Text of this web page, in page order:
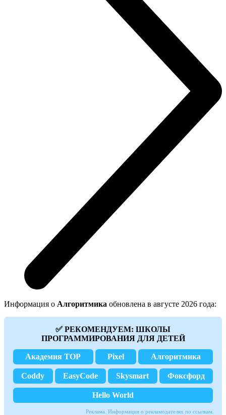
Информация о Алгоритмика обновлена в августе 2026 года:
✅ РЕКОМЕНДУЕМ: ШКОЛЫ
ПРОГРАММИРОВАНИЯ ДЛЯ ДЕТЕЙ
Академия TOP Pixel Алгоритмика
Coddy EasyCode Skysmart Фоксфорд
Hello World
Реклама. Информация о рекламодателях по ссылкам.